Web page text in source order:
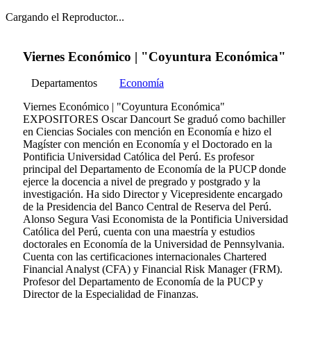
Cargando el Reproductor...
Viernes Económico | "Coyuntura Económica"
Departamentos
Economía
Viernes Económico | "Coyuntura Económica"
EXPOSITORES Oscar Dancourt Se graduó como bachiller
en Ciencias Sociales con mención en Economía e hizo el
Magíster con mención en Economía y el Doctorado en la
Pontificia Universidad Católica del Perú. Es profesor
principal del Departamento de Economía de la PUCP donde
ejerce la docencia a nivel de pregrado y postgrado y la
investigación. Ha sido Director y Vicepresidente encargado
de la Presidencia del Banco Central de Reserva del Perú.
Alonso Segura Vasi Economista de la Pontificia Universidad
Católica del Perú, cuenta con una maestría y estudios
doctorales en Economía de la Universidad de Pennsylvania.
Cuenta con las certificaciones internacionales Chartered
Financial Analyst (CFA) y Financial Risk Manager (FRM).
Profesor del Departamento de Economía de la PUCP y
Director de la Especialidad de Finanzas.